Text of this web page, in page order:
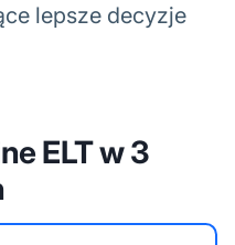
lepsze decyzje
ELT w 3